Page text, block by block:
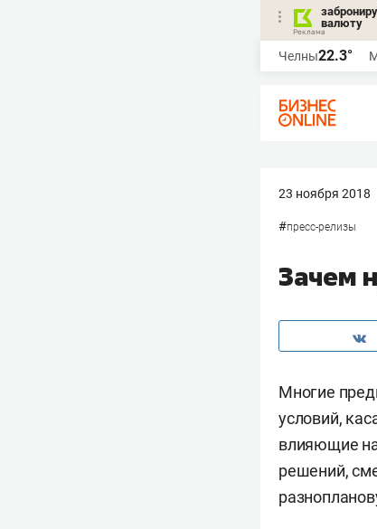
валюту
Челны22.3°
23 ноября 2018
#пресс-релизы
Зачем
Многие
условий,
влияющие
решений,